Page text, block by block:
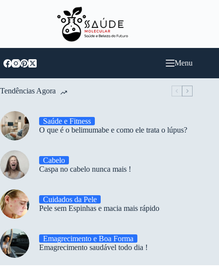
Menu
Tendências Agora
Saúde e Fitness
O que é o belimumabe e como ele trata o lúpus?
Cabelo
Caspa no cabelo nunca mais !
Cuidados da Pele
Pele sem Espinhas e macia mais rápido
Emagrecimento e Boa Forma
Emagrecimento saudável todo dia !